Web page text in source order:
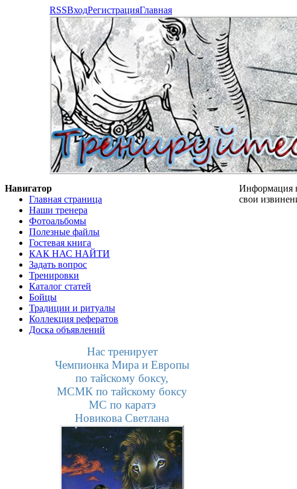
RSSВходРегистрацияГлавная
Навигатор
Главная страница
Наши тренера
Фотоальбомы
Полезные файлы
Гостевая книга
КАК НАС НАЙТИ
Задать вопрос
Тренировки
Каталог статей
Бойцы
Традиции и ритуалы
Коллекция рефератов
Доска объявлений
Нас тренирует
Чемпионка Мира и Европы
по тайскому боксу,
МСМК по тайскому боксу
МС по каратэ
Новикова Светлана
Информация
свои